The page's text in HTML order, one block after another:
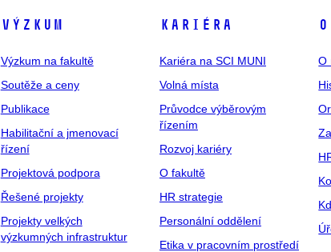
Výzkum
Výzkum na fakultě
Soutěže a ceny
Publikace
Habilitační a jmenovací
řízení
Projektová podpora
Řešené projekty
Projekty velkých
výzkumných infrastruktur
Kariéra
Kariéra na SCI MUNI
Volná místa
Průvodce výběrovým
řízením
Rozvoj kariéry
O fakultě
HR strategie
Personální oddělení
Etika v pracovním prostředí
O